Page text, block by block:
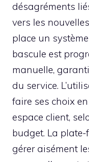
désagréments
vers les
place un
bascule est
manuelle,
du service.
faire ses choix
espace client,
budget. La
gérer aisément